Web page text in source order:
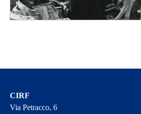
CIRF
Via Petracco, 6